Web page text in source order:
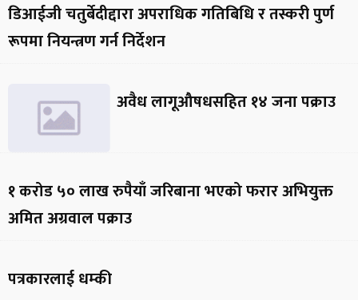
डिआईजी चतुर्बेदीद्दारा अपराधिक गतिबिधि र तस्करी पुर्ण
रूपमा नियन्त्रण गर्न निर्देशन
अवैध लागूऔषधसहित १४ जना पक्राउ
१ करोड ५० लाख रुपैयाँ जरिबाना भएको फरार अभियुक्त
अमित अग्रवाल पक्राउ
पत्रकारलाई धम्की